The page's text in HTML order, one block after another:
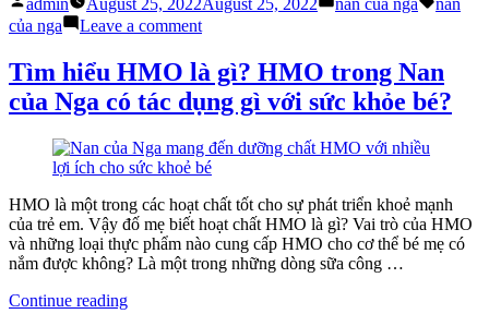
bé
tháng
tuổi
đã
bú
no
hay
chưa
với
sữa
Nan
của
nắp
by
admin August 25, 2022August 25, 2022 nan của nga
nan
của nga
Leave a commenton
nhận
biết
bé
8
tháng
tuổi
đã
bú
no
hay
chưa
với
Tìm hiểu HMO là gì? HMO trong Nan
của Nga có tác dụng gì với sức khỏe bé?
HMO là một trong các hoạt chất tốt cho sự phát triển khoẻ mạnh
của trẻ em. Vậy đố mẹ biết hoạt chất HMO là gì? Vai trò của HMO
và những loại thực phẩm nào cung cấp HMO cho cơ thể bé mẹ có
nắm được không? Là một trong những dòng sữa công …
Continue reading“Tìm